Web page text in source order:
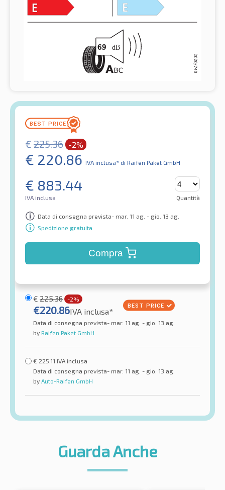
€ 225.36 -2%
€ 220.86 IVA inclusa* di Raifen Paket GmbH
€ 883.44
IVA inclusa Quantità
Data di consegna prevista- mar. 11 ag. - gio. 13 ag.
Spedizione gratuita
Compra
€ 225.36 -2%
€220.86IVA inclusa*
Data di consegna prevista- mar. 11 ag. - gio. 13 ag.
by Raifen Paket GmbH
€ 225.11 IVA inclusa
Data di consegna prevista- mar. 11 ag. - gio. 13 ag.
by Auto-Raifen GmbH
Guarda Anche